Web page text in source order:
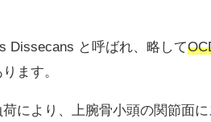
Dissecans と呼ばれ、略して
ます。
により、上腕骨小頭の関節面